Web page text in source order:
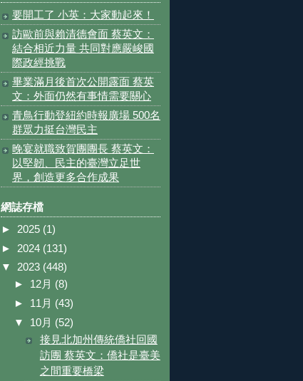
要開工了 小英：大家動起來！
訪歐前與賴清德會面 蔡英文：
結合相近力量 共同對應嚴峻國
際政經挑戰
畢業滿月後首次公開露面 蔡英
文：外面仍然有事情需要關心
青鳥行動登紐約時報廣場 500名
群眾力挺台灣民主
晚宴就職致賀團團長 蔡英文：
以堅韌、民主的臺灣立足世
界，創造更多合作成果
網誌存檔
► 2025 (1)
► 2024 (131)
▼ 2023 (448)
► 12月 (8)
► 11月 (43)
▼ 10月 (52)
接見北加州傳統僑社回國
訪團 蔡英文：僑社是臺美
之間重要橋梁